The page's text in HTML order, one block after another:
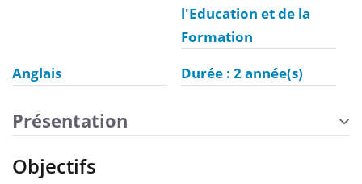
l'Education et de la
Formation
Anglais
Durée : 2 année(s)
Présentation
Objectifs